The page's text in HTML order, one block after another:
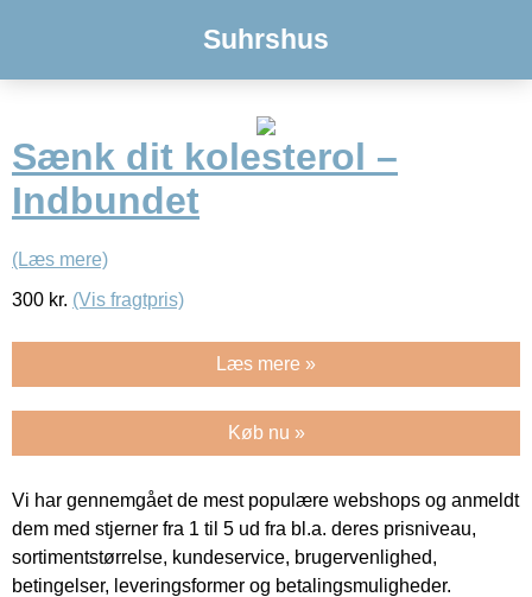
Suhrshus
Sænk dit kolesterol –
Indbundet
(Læs mere)
300 kr. (Vis fragtpris)
Læs mere »
Køb nu »
Vi har gennemgået de mest populære webshops og anmeldt
dem med stjerner fra 1 til 5 ud fra bl.a. deres prisniveau,
sortimentstørrelse, kundeservice, brugervenlighed,
betingelser, leveringsformer og betalingsmuligheder.